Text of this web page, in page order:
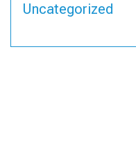
Uncategorized